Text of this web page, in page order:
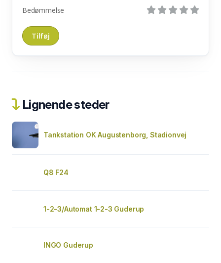
Bedømmelse
Lignende steder
Tankstation OK Augustenborg, Stadionvej
Q8 F24
1-2-3/Automat 1-2-3 Guderup
INGO Guderup